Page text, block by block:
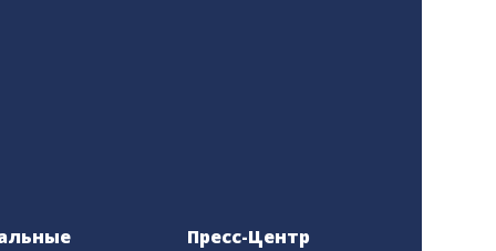
Пресс-Центр